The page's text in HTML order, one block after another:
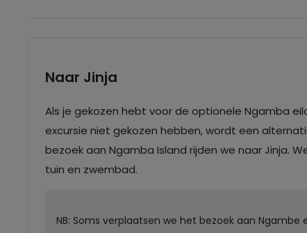
Naar Jinja
Als je gekozen hebt voor de optionele Ngamba
excursie niet gekozen hebben, wordt een
bezoek aan Ngamba Island rijden we naar Jinja.
tuin en zwembad.
NB: Soms verplaatsen we het bezoek aan